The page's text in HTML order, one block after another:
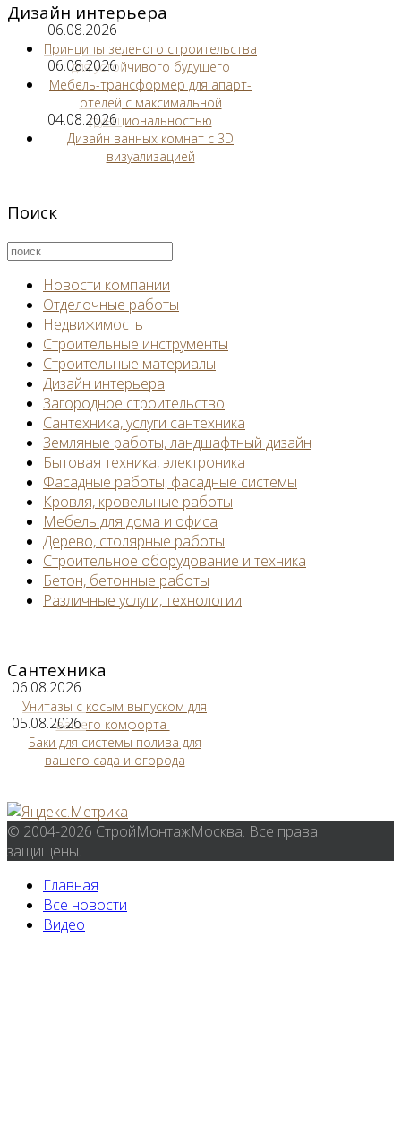
Дизайн интерьера
06.08.2026
Принципы зеленого строительства
для устойчивого будущего
06.08.2026
Мебель-трансформер для апарт-
отелей с максимальной
функциональностью
04.08.2026
Дизайн ванных комнат с 3D
визуализацией
Поиск
Новости компании
Отделочные работы
Недвижимость
Строительные инструменты
Строительные материалы
Дизайн интерьера
Загородное строительство
Сантехника, услуги сантехника
Земляные работы, ландшафтный дизайн
Бытовая техника, электроника
Фасадные работы, фасадные системы
Кровля, кровельные работы
Мебель для дома и офиса
Дерево, столярные работы
Строительное оборудование и техника
Бетон, бетонные работы
Различные услуги, технологии
Сантехника
06.08.2026
Унитазы с косым выпуском для
вашего комфорта
05.08.2026
Баки для системы полива для
вашего сада и огорода
© 2004-2026 СтройМонтажМосква. Все права
защищены.
Главная
Все новости
Видео